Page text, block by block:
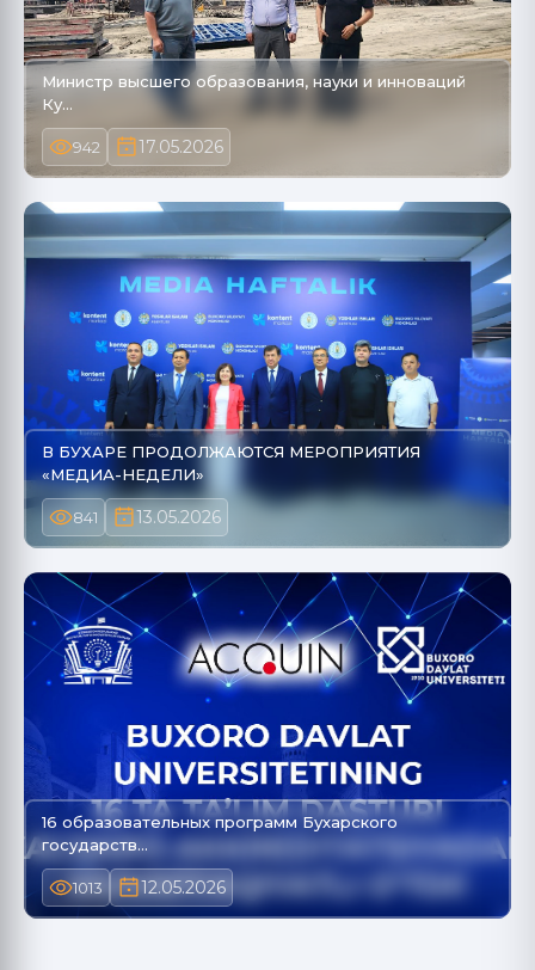
Министр высшего образования, науки и инноваций
Ку…
942 17.05.2026
В БУХАРЕ ПРОДОЛЖАЮТСЯ МЕРОПРИЯТИЯ
«МЕДИА-НЕДЕЛИ»
841 13.05.2026
16 образовательных программ Бухарского
государств…
1013 12.05.2026